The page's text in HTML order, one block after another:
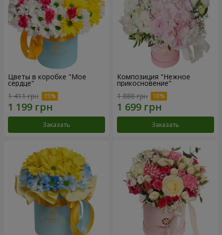
Цветы в коробке "Мое
сердце"
1 411 грн
Заказать
Композиция "Нежное
прикосновение"
1 888 грн
Заказать